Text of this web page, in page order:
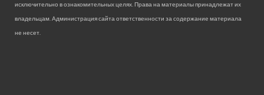
исключительно в ознакомительных целях. Права на материалы принадлежат их
владельцам. Администрация сайта ответственности за содержание материала
не несет.